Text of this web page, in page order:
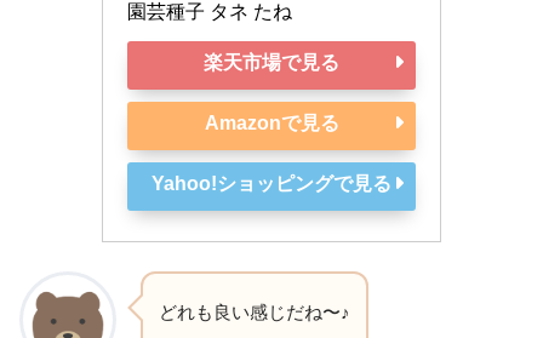
園芸種子 タネ たね
楽天市場で見る
Amazonで見る
Yahoo!ショッピングで見る
どれも良い感じだね〜♪